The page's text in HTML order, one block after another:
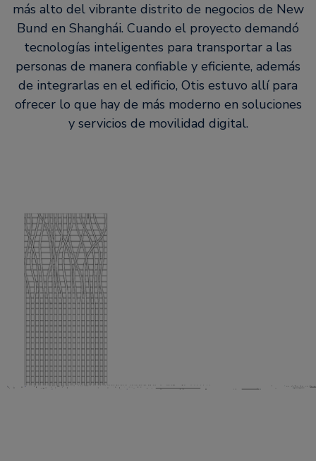
más alto del vibrante distrito de negocios de New
Bund en Shanghái. Cuando el proyecto demandó
tecnologías inteligentes para transportar a las
personas de manera confiable y eficiente, además
de integrarlas en el edificio, Otis estuvo allí para
ofrecer lo que hay de más moderno en soluciones
y servicios de movilidad digital.